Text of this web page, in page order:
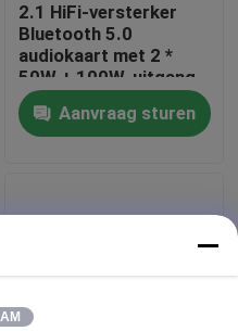
2.1 HiFi-versterker
Bluetooth 5.0
audiokaart met 2 *
50W + 100W-uitgang
en DC12 ~ 24V-
voedingAanvraag sturen